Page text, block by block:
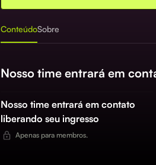
ConteúdoSobre
Nosso time entrará em
Nosso time entrará em contato
liberando seu ingresso
Apenas para membros.